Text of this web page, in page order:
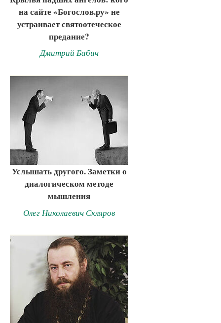
на сайте «Богослов.ру» не
устраивает святоотеческое
предание?
Дмитрий Бабич
Услышать другого. Заметки о
диалогическом методе
мышления
Олег Николаевич Скляров